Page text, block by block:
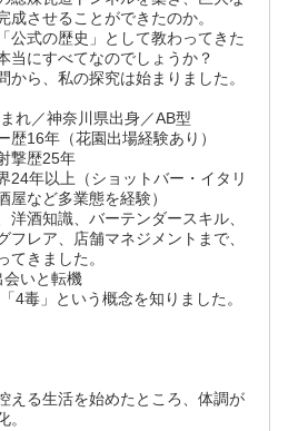
成させることができたのか。
公式の歴史」として教わってきた
当にすべてなのでしょうか？
から、私の探究は始まりました。
れ／神奈川県出身／AB型
歴16年（花園出場経験あり）
撃歴25年
24年以上（ショットバー・イタリ
屋など多業態を経験）
洋酒知識、バーテンダースキル、
フレア、店舗マネジメントまで、
てきました。
いと転機
4毒」という概念を知りました。
える生活を始めたところ、体調が
。